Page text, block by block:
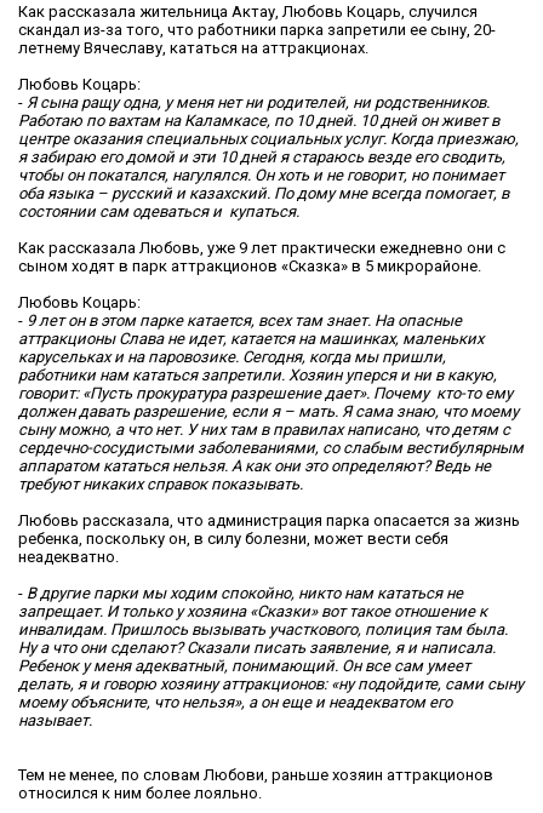
Как рассказала жительница Актау, Любовь Коцарь, случился
скандал из-за того, что работники парка запретили ее сыну, 20-
летнему Вячеславу, кататься на аттракционах.
Любовь Коцарь:
- Я сына ращу одна, у меня нет ни родителей, ни родственников.
Работаю по вахтам на Каламкасе, по 10 дней. 10 дней он живет в
центре оказания специальных социальных услуг. Когда приезжаю,
я забираю его домой и эти 10 дней я стараюсь везде его сводить,
чтобы он покатался, нагулялся. Он хоть и не говорит, но понимает
оба языка – русский и казахский. По дому мне всегда помогает, в
состоянии сам одеваться и купаться.
Как рассказала Любовь, уже 9 лет практически ежедневно они с
сыном ходят в парк аттракционов «Сказка» в 5 микрорайоне.
Любовь Коцарь:
- 9 лет он в этом парке катается, всех там знает. На опасные
аттракционы Слава не идет, катается на машинках, маленьких
карусельках и на паровозике. Сегодня, когда мы пришли,
работники нам кататься запретили. Хозяин уперся и ни в какую,
говорит: «Пусть прокуратура разрешение дает». Почему кто-то ему
должен давать разрешение, если я – мать. Я сама знаю, что моему
сыну можно, а что нет. У них там в правилах написано, что детям с
сердечно-сосудистыми заболеваниями, со слабым вестибулярным
аппаратом кататься нельзя. А как они это определяют? Ведь не
требуют никаких справок показывать.
Любовь рассказала, что администрация парка опасается за жизнь
ребенка, поскольку он, в силу болезни, может вести себя
неадекватно.
- В другие парки мы ходим спокойно, никто нам кататься не
запрещает. И только у хозяина «Сказки» вот такое отношение к
инвалидам. Пришлось вызывать участкового, полиция там была.
Ну а что они сделают? Сказали писать заявление, я и написала.
Ребенок у меня адекватный, понимающий. Он все сам умеет
делать, я и говорю хозяину аттракционов: «ну подойдите, сами сыну
моему объясните, что нельзя», а он еще и неадекватом его
называет.
Тем не менее, по словам Любови, раньше хозяин аттракционов
относился к ним более лояльно.